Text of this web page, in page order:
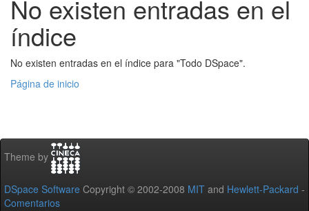
No existen entradas en el
índice
No existen entradas en el índice para "Todo DSpace".
Página de inicio
Theme by
DSpace Software Copyright © 2002-2008 MIT and Hewlett-Packard -
Comentarios